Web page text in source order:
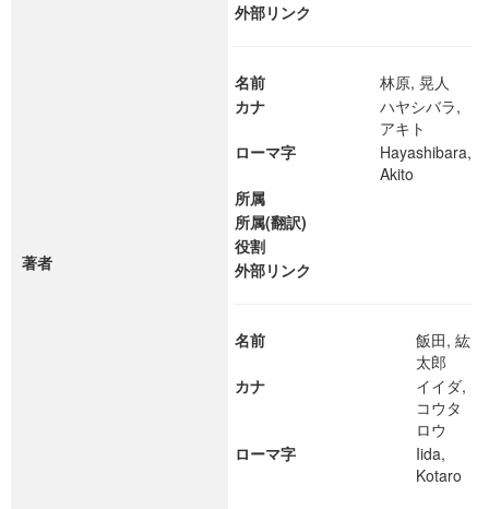
著者
外部リンク
名前
林原, 晃人
カナ
ハヤシバラ,
アキト
ローマ字
Hayashibara,
Akito
所属
所属(翻訳)
役割
外部リンク
名前
飯田, 紘
太郎
カナ
イイダ,
コウタ
ロウ
ローマ字
Iida,
Kotaro